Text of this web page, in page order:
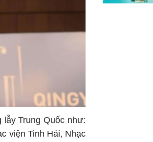
Trung Quốc như:
viện Tinh Hải, Nhạc